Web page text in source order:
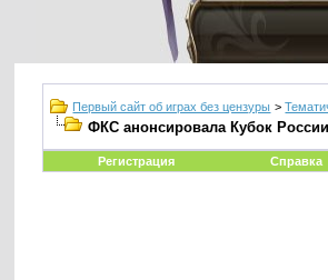
Первый сайт об играх без цензуры >
ФКС анонсировала Кубок
Регистрация
Справка